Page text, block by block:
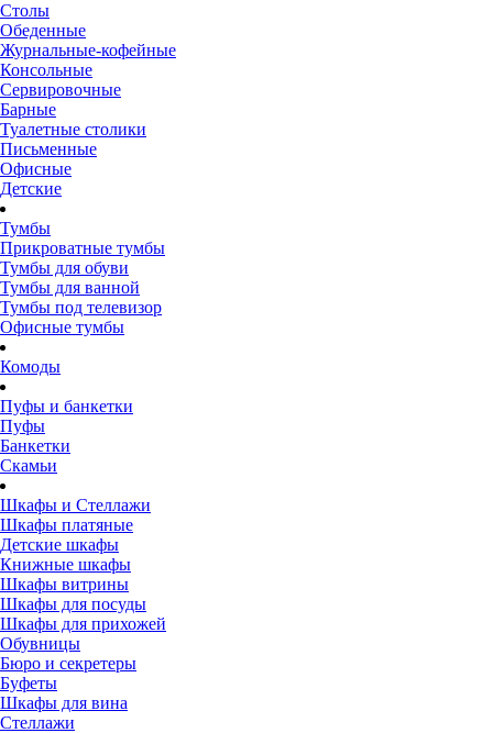
Столы
Обеденные
Журнальные-кофейные
Консольные
Сервировочные
Барные
Туалетные столики
Письменные
Офисные
Детские
Тумбы
Прикроватные тумбы
Тумбы для обуви
Тумбы для ванной
Тумбы под телевизор
Офисные тумбы
Комоды
Пуфы и банкетки
Пуфы
Банкетки
Скамьи
Шкафы и Стеллажи
Шкафы платяные
Детские шкафы
Книжные шкафы
Шкафы витрины
Шкафы для посуды
Шкафы для прихожей
Обувницы
Бюро и секретеры
Буфеты
Шкафы для вина
Стеллажи